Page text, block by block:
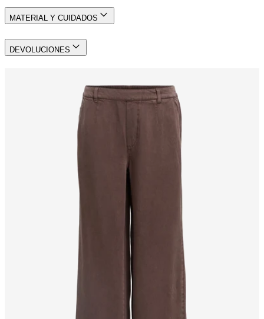
MATERIAL Y CUIDADOS
DEVOLUCIONES